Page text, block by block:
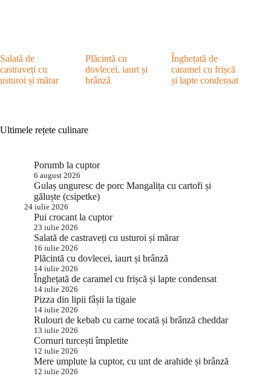
Salată de
castraveți cu
usturoi și mărar
Plăcintă cu
dovlecei, iaurt și
brânză
Înghețată de
caramel cu frișcă
și lapte condensat
Ultimele rețete culinare
Porumb la cuptor
6 august 2026
Gulaș unguresc de porc Mangalița cu cartofi și
găluște (csipetke)
24 iulie 2026
Pui crocant la cuptor
23 iulie 2026
Salată de castraveți cu usturoi și mărar
16 iulie 2026
Plăcintă cu dovlecei, iaurt și brânză
14 iulie 2026
Înghețată de caramel cu frișcă și lapte condensat
14 iulie 2026
Pizza din lipii fâșii la tigaie
14 iulie 2026
Rulouri de kebab cu carne tocată și brânză cheddar
13 iulie 2026
Cornuri turcești împletite
12 iulie 2026
Mere umplute la cuptor, cu unt de arahide și brânză
12 iulie 2026